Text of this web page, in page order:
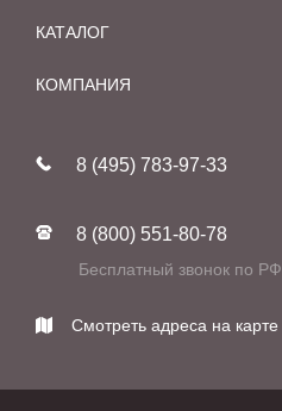
КАТАЛОГ
Мебель
Фабрики
КОМПАНИЯ
Реставрация
Контакты
8 (495) 783-97-33
8 (800) 551-80-78
Бесплатный звонок по РФ
Смотреть адреса на карте